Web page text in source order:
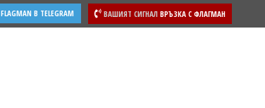
ВАШИЯТ СИГНАЛ ВРЪЗКА С ФЛАГМАН
FLAGMAN В TELEGRAM